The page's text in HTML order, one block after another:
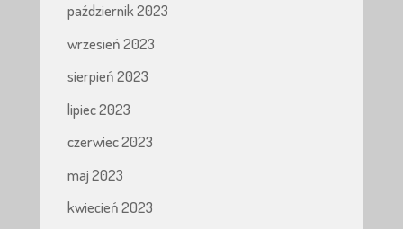
październik 2023
wrzesień 2023
sierpień 2023
lipiec 2023
czerwiec 2023
maj 2023
kwiecień 2023